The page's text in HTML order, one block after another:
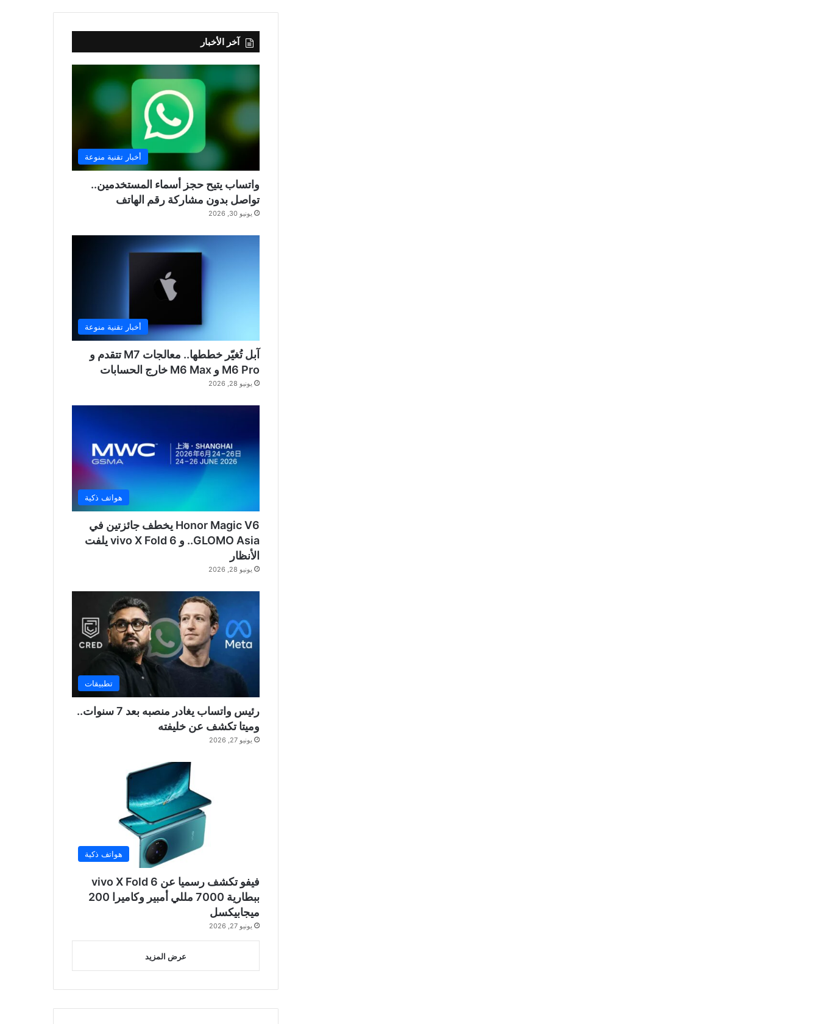
آخر الأخبار
أخبار تقنية منوعة
واتساب يتيح حجز أسماء المستخدمين..
تواصل بدون مشاركة رقم الهاتف
يونيو 30, 2026
أخبار تقنية منوعة
آبل تُغيّر خططها.. معالجات M7 تتقدم و
M6 Pro و M6 Max خارج الحسابات
يونيو 28, 2026
هواتف ذكية
Honor Magic V6 يخطف جائزتين في
GLOMO Asia.. و vivo X Fold 6 يلفت
الأنظار
يونيو 28, 2026
تطبيقات
رئيس واتساب يغادر منصبه بعد 7 سنوات..
وميتا تكشف عن خليفته
يونيو 27, 2026
هواتف ذكية
فيفو تكشف رسميا عن vivo X Fold 6
ببطارية 7000 مللي أمبير وكاميرا 200
ميجابيكسل
يونيو 27, 2026
عرض المزيد